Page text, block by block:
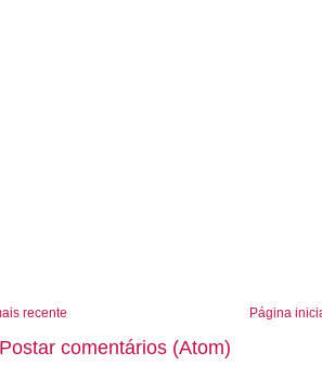
recente Página
Postar comentários (Atom)